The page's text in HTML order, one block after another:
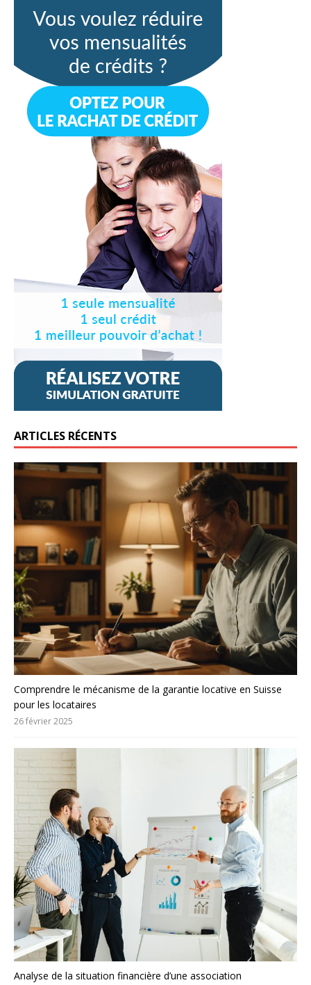
ARTICLES RÉCENTS
Comprendre le mécanisme de la garantie locative en Suisse
pour les locataires
26 février 2025
Analyse de la situation financière d’une association